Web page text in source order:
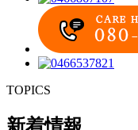
TOPICS